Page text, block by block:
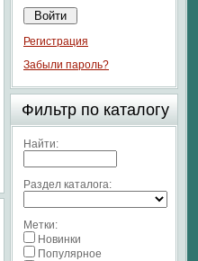
Регистрация
Забыли пароль?
Фильтр по каталогу
Найти:
Раздел каталога:
Метки:
Новинки
Популярное